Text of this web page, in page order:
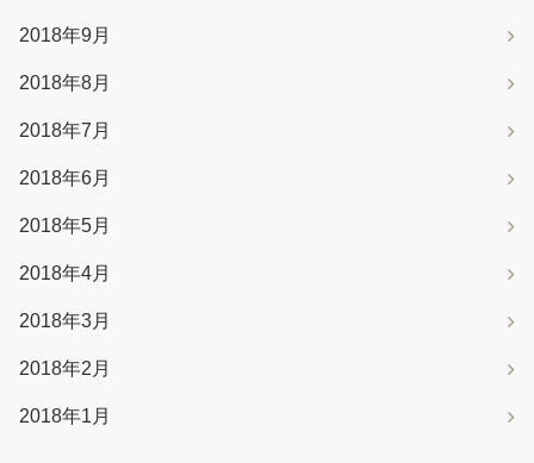
2018年9月
2018年8月
2018年7月
2018年6月
2018年5月
2018年4月
2018年3月
2018年2月
2018年1月